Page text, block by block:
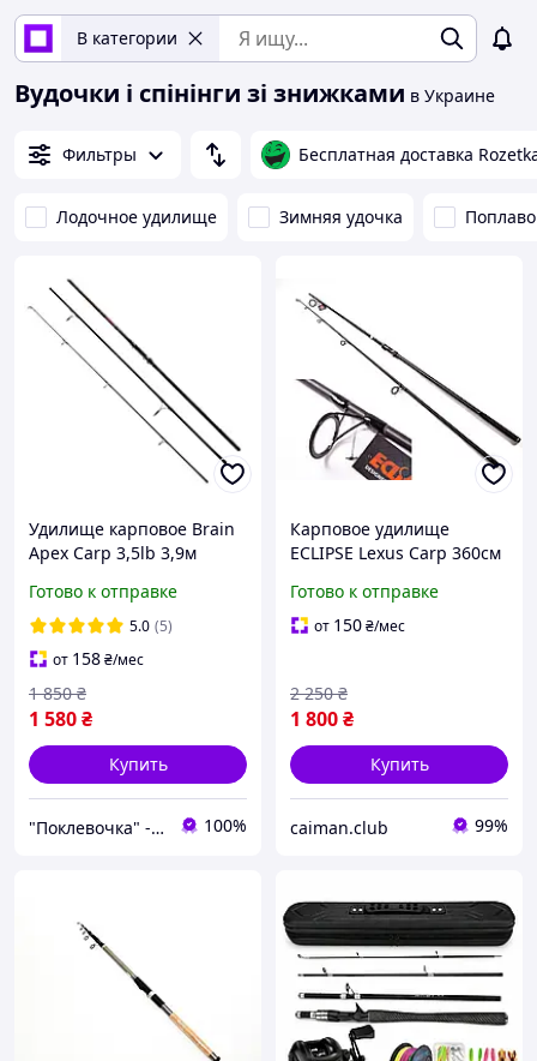
В категории
Вудочки і спінінги зі знижками в Украине
Фильтры Бесплатная доставка
Лодочное удилище Зимняя удочка
Удилище карповое Brain
Apex Carp 3,5lb 3,9м
Готово к отправке
5.0 (5)
от 158₴/мес
1 580₴
1 850 ₴
Купить
"Поклевочка" - магазин товаров для рыбалки 100%
Карповое удилище
ECLIPSE Lexus Carp 360см
Готово к отправке
от 150₴/мес
1 800₴
2 250 ₴
Купить
caiman.club 99%